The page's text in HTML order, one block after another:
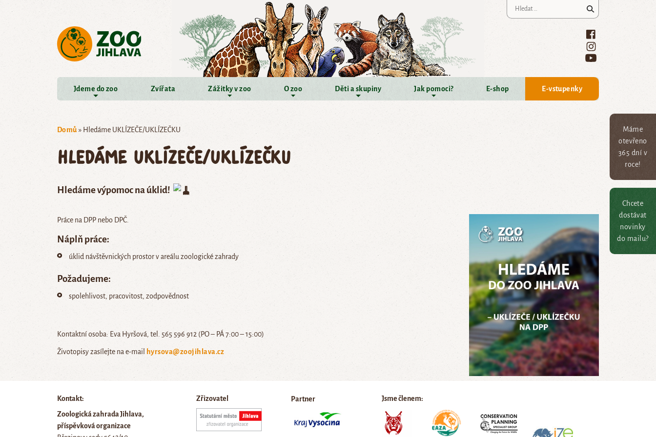
Máme
otevřeno
365 dní v
roce!
Chcete
dostávat
novinky
do mailu?
Jdeme do zoo Zvířata Zážitky v zoo O zoo Děti a skupiny Jak pomoci? E-shop E-vstupenky
Domů » Hledáme UKLÍZEČE/UKLÍZEČKU
Hledáme UKLÍZEČE/UKLÍZEČKU
Hledáme výpomoc na úklid!
Práce na DPP nebo DPČ.
Náplň práce:
úklid návštěvnických prostor v areálu zoologické zahrady
Požadujeme:
spolehlivost, pracovitost, zodpovědnost
Kontaktní osoba: Eva Hyršová, tel. 565 596 912 (PO – PÁ 7:00 – 15:00)
Životopisy zasílejte na e-mail hyrsova@zoojihlava.cz
Kontakt:
Zoologická zahrada Jihlava,
příspěvková organizace
Zřizovatel Partner Jsme členem: